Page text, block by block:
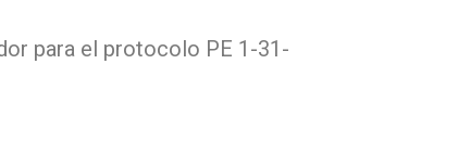
para el protocolo PE 1-31-